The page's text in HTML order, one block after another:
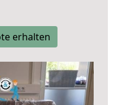
erhalten